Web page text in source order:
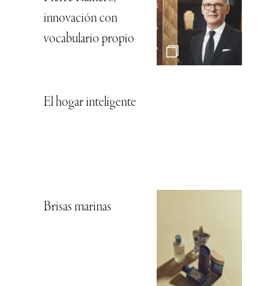
innovación con
vocabulario propio
El hogar inteligente
Brisas marinas